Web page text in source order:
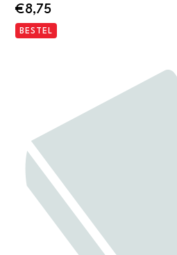
€8,75
BESTEL